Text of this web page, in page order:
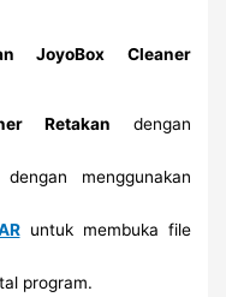
JoyoBox Cleaner
Retakan dengan
menggunakan
untuk membuka file
program.